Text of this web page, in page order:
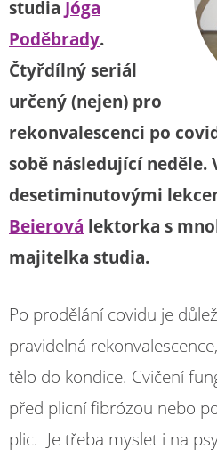
studia Jóga
Poděbrady.
Čtyřdílný seriál
určený (nejen) pro
rekonvalescenci po
sobě následující neděle.
desetiminutovými
Beierová lektorka s
majitelka studia.
Po prodělání covidu je
pravidelná
tělo do kondice. Cvičení
před plicní fibrózou nebo
plic. Je třeba myslet i na